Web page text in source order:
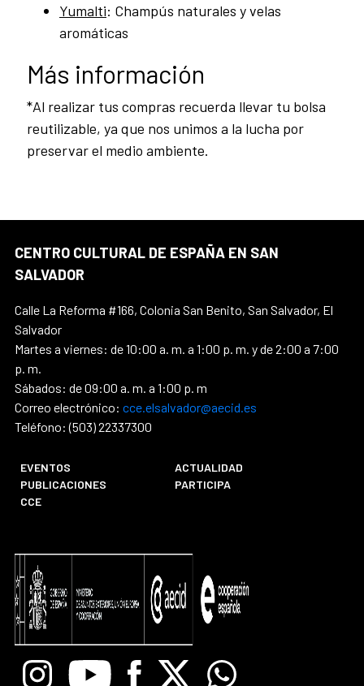
Yumalti: Champús naturales y velas
aromáticas
Más información
*Al realizar tus compras recuerda llevar tu bolsa
reutilizable, ya que nos unimos a la lucha por
preservar el medio ambiente.
CENTRO CULTURAL DE ESPAÑA EN SAN
SALVADOR
Calle La Reforma #166, Colonia San Benito, San Salvador, El
Salvador
Martes a viernes: de 10:00 a. m. a 1:00 p. m. y de 2:00 a 7:00
p. m.
Sábados: de 09:00 a. m. a 1:00 p. m
Correo electrónico: cce.elsalvador@aecid.es
Teléfono: (503) 22337300
EVENTOS
ACTUALIDAD
PUBLICACIONES
PARTICIPA
CCE
InstagramYoutube Facebook
X Whatsapp